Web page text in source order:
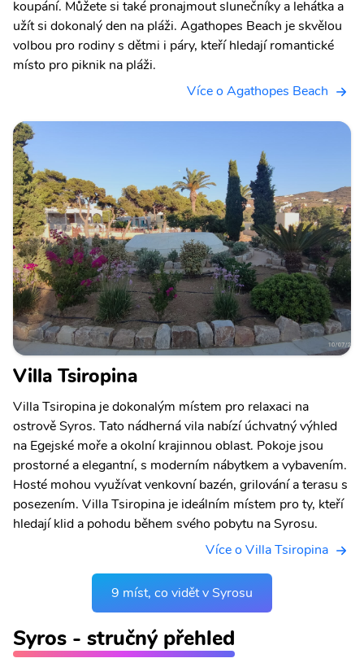
koupání. Můžete si také pronajmout slunečníky a lehátka a
užít si dokonalý den na pláži. Agathopes Beach je skvělou
volbou pro rodiny s dětmi i páry, kteří hledají romantické
místo pro piknik na pláži.
Více o Agathopes Beach
Villa Tsiropina
Villa Tsiropina je dokonalým místem pro relaxaci na
ostrově Syros. Tato nádherná vila nabízí úchvatný výhled
na Egejské moře a okolní krajinnou oblast. Pokoje jsou
prostorné a elegantní, s moderním nábytkem a vybavením.
Hosté mohou využívat venkovní bazén, grilování a terasu s
posezením. Villa Tsiropina je ideálním místem pro ty, kteří
hledají klid a pohodu během svého pobytu na Syrosu.
Více o Villa Tsiropina
9 míst, co vidět v Syrosu
Syros - stručný přehled